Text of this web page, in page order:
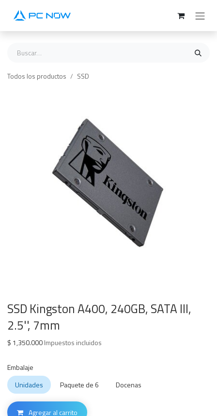
Todos los productos SSD
SSD Kingston A400, 240GB, SATA III,
2.5'', 7mm
$ 1,350.000Impuestos incluidos
Embalaje
Unidades
Paquete de 6 Docenas
Agregar al carrito